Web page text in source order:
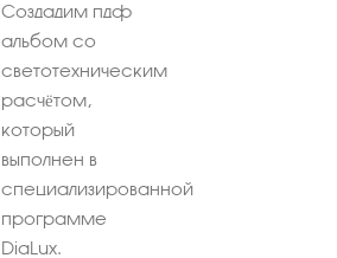
Создадим пдф
альбом со
светотехническим
расчётом,
который
выполнен в
специализированной
программе
DiaLux.